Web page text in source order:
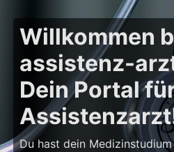
Willkommen
assistenz-
Dein Portal
Du hast dein